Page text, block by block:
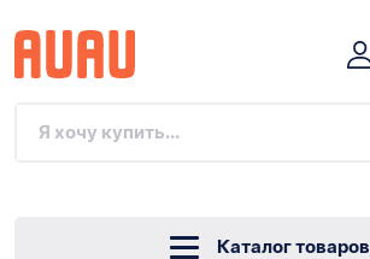
Каталог товаров